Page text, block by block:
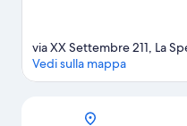
via XX Settembre 211, La
Vedi sulla mappa